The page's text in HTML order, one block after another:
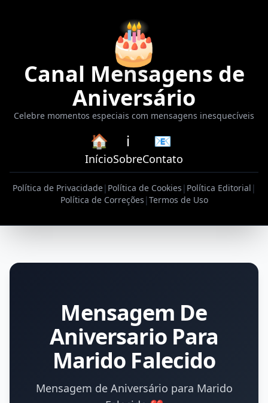
🎂
Canal Mensagens de
Aniversário
Celebre momentos especiais com mensagens inesquecíveis
🏠
Início
ℹ️
Sobre
📧
Contato
Política de Privacidade| Política de Cookies | Política Editorial |
Política de Correções |Termos de Uso
Mensagem De
Aniversario Para
Marido Falecido
Mensagem de Aniversário para Marido